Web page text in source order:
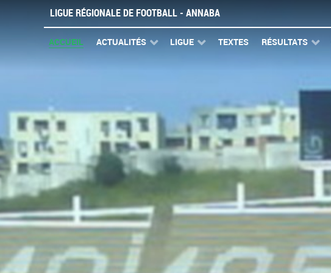
LIGUE RÉGIONALE DE FOOTBALL - ANNABA
ACCUEIL ACTUALITÉS LIGUE TEXTES RÉSULTATS